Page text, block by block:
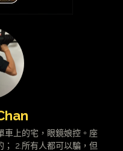
車上的宅，眼鏡娘控。座
； 2.所有人都可以騙，但